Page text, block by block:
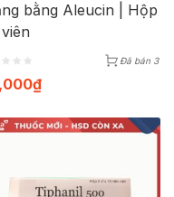
bằng Aleucin | Hộp
Đã bán 3
₫